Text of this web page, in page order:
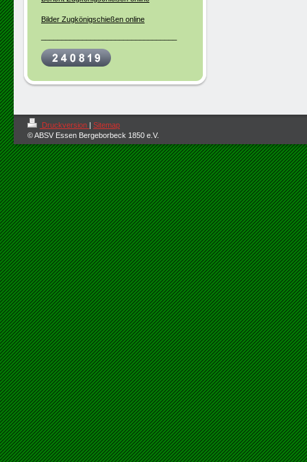
Bilder Zugkönigschießen online
Druckversion | Sitemap
© ABSV Essen Bergeborbeck 1850 e.V.